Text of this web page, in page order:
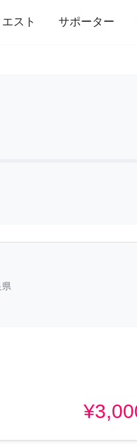
エスト サポーター
インテリア 趣味
県